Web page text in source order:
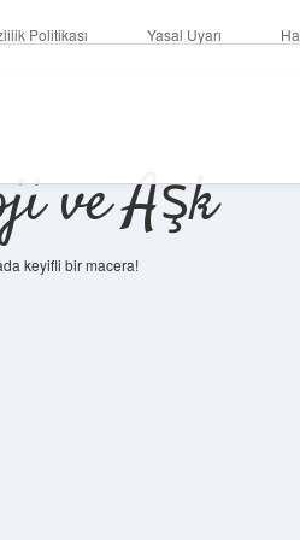
Politikası Yasal Uyarı
ve Aşk
keyifli bir macera!